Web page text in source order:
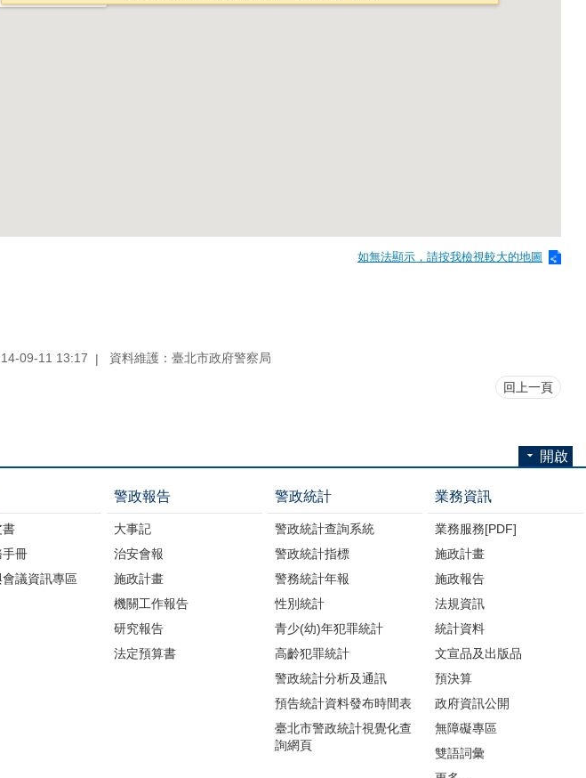
如無法顯示，請按我檢視較大的地圖
09-11 13:17 資料維護：臺北市政府警察局
回上一頁
開啟
書
手冊
議資訊專區
警政報告
大事記
治安會報
施政計畫
機關工作報告
研究報告
法定預算書
警政統計
警政統計查詢系統
警政統計指標
警務統計年報
性別統計
青少(幼)年犯罪統計
高齡犯罪統計
警政統計分析及通訊
預告統計資料發布時間表
臺北市警政統計視覺化查
詢網頁
業務資訊
業務服務[PDF]
施政計畫
施政報告
法規資訊
統計資料
文宣品及出版品
預決算
政府資訊公開
無障礙專區
雙語詞彙